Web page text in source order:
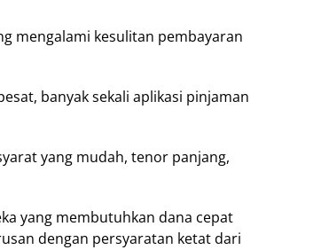
mengalami kesulitan pembayaran
banyak sekali aplikasi pinjaman
yang mudah, tenor panjang,
yang membutuhkan dana cepat
dengan persyaratan ketat dari